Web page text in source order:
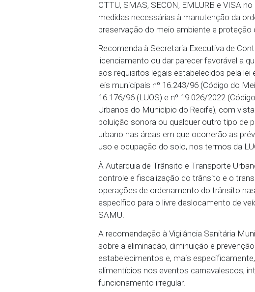
nº 18.211/16 e decreto
À Secretaria de Defesa Social
ao Chefe da Polícia Civil
do sossego nas prévias
emissões produzidas por
pelo poder público e ou, mesmo
troças e similares), quando
ou em desconformidade com a
CTTU, SMAS, SECON,
medidas necessárias à
preservação do meio ambiente
Recomenda à Secretaria
licenciamento ou dar parecer
aos requisitos legais
16.176/96 (LUOS) e nº 19.026/
Urbanos do Município do
poluição sonora ou qualquer
urbano nas áreas em que